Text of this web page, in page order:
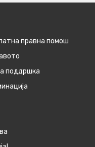
правна помош
поддршка